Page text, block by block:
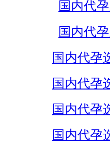
国内代
国内代
国内代孕
国内代孕
国内代孕
国内代孕